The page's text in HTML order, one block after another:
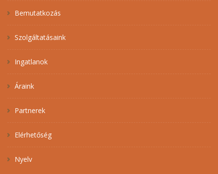
Bemutatkozás
Szolgáltatásaink
Ingatlanok
Áraink
Partnerek
Elérhetőség
Nyelv